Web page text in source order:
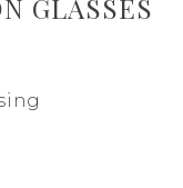
GLASSES